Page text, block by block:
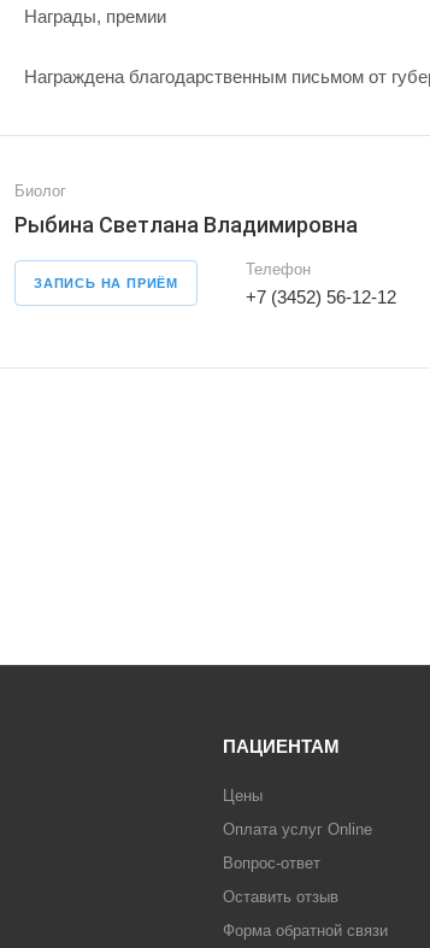
Награды, премии
Награждена благодарственным письмом от
Биолог
Рыбина Светлана Владимировна
ЗАПИСЬ НА ПРИЁМ
Телефон
+7 (3452) 56-12-12
ПАЦИЕНТАМ
Цены
Оплата услуг Online
Вопрос-ответ
Оставить отзыв
Форма обратной связи